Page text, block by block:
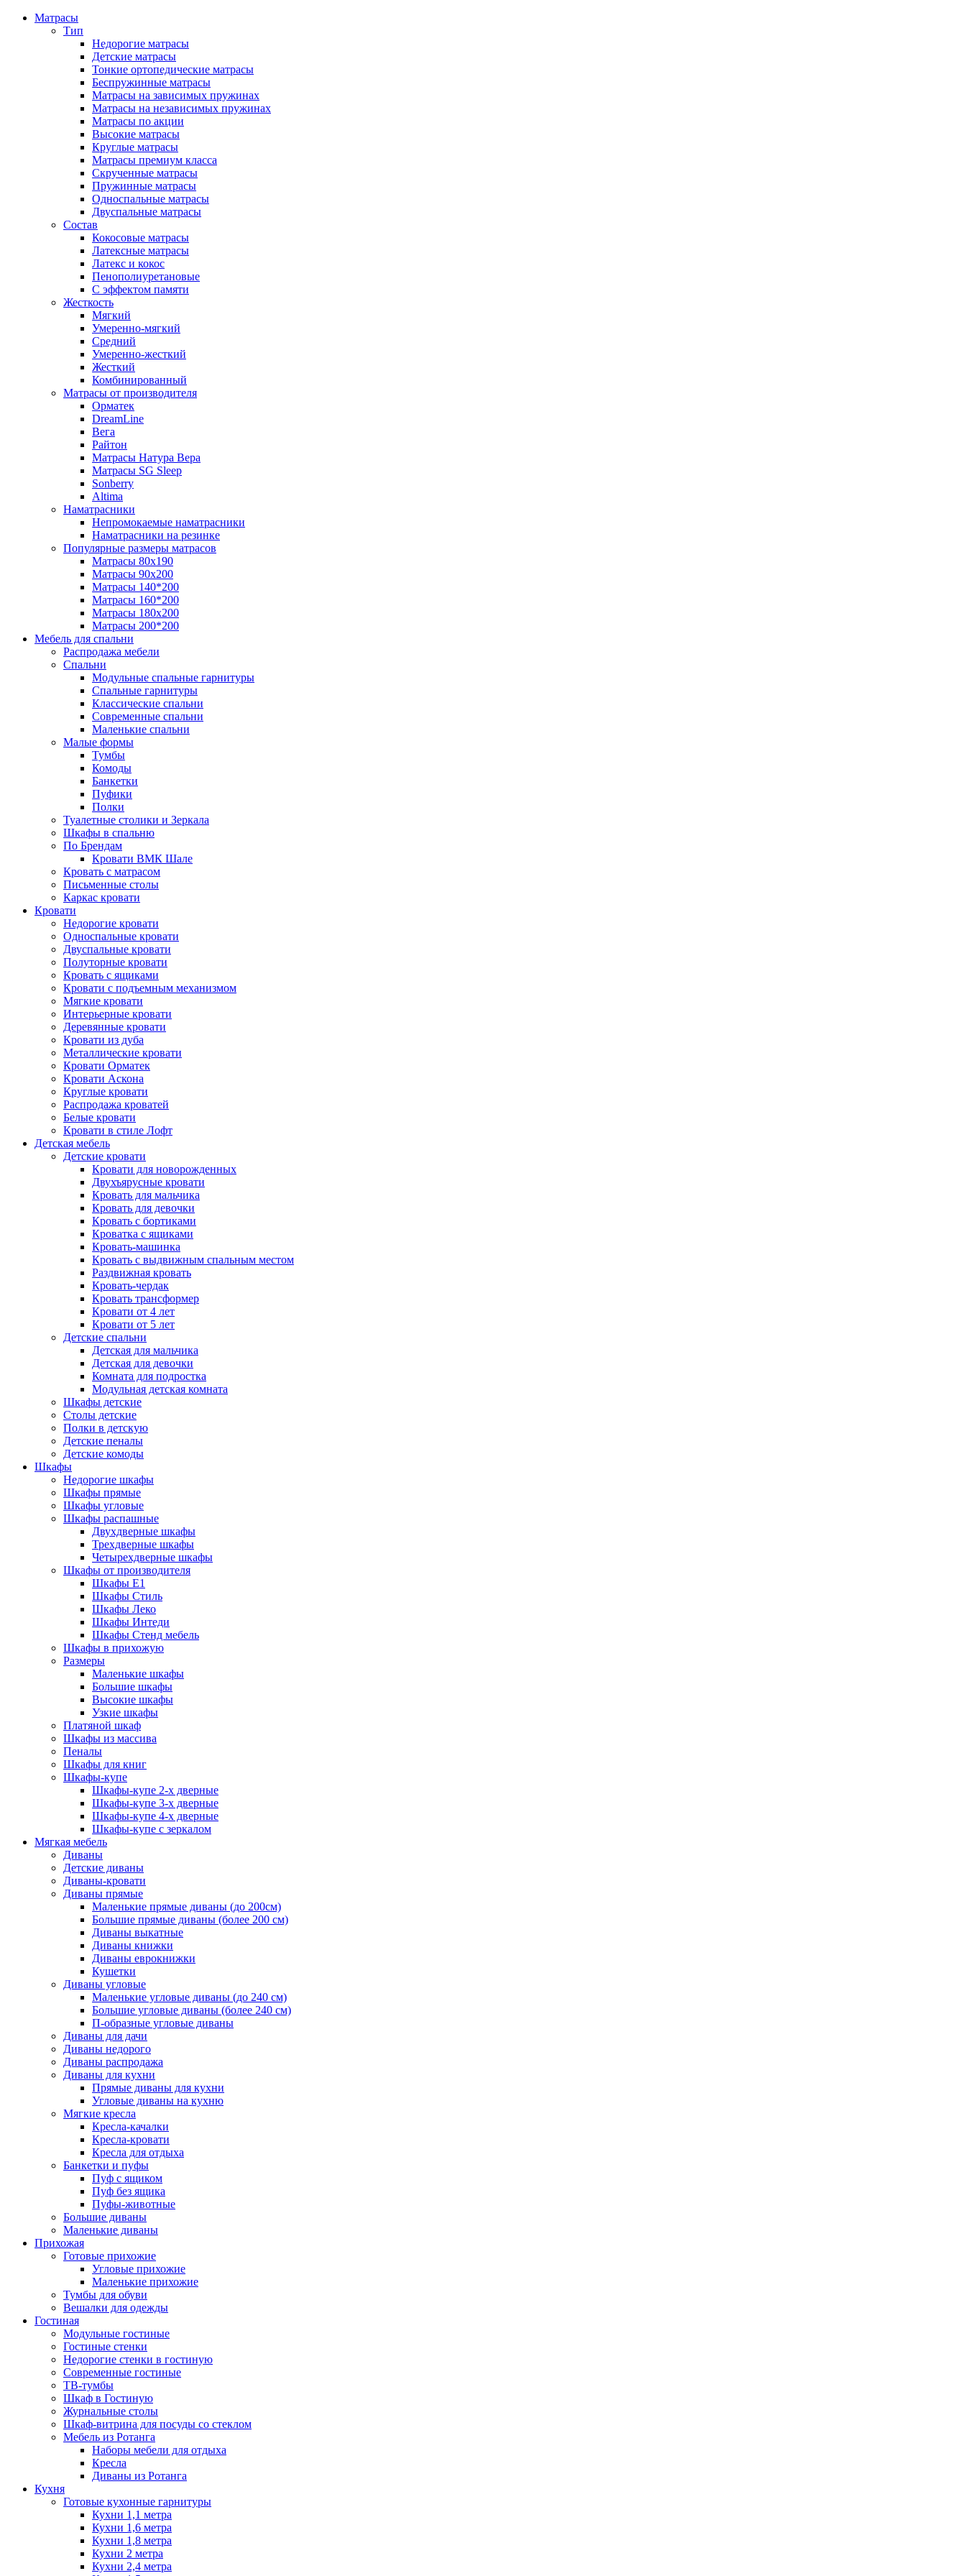
Матрасы
Тип
Недорогие матрасы
Детские матрасы
Тонкие ортопедические матрасы
Беспружинные матрасы
Матрасы на зависимых пружинах
Матрасы на независимых пружинах
Матрасы по акции
Высокие матрасы
Круглые матрасы
Матрасы премиум класса
Скрученные матрасы
Пружинные матрасы
Односпальные матрасы
Двуспальные матрасы
Состав
Кокосовые матрасы
Латексные матрасы
Латекс и кокос
Пенополиуретановые
С эффектом памяти
Жесткость
Мягкий
Умеренно-мягкий
Средний
Умеренно-жесткий
Жесткий
Комбинированный
Матрасы от производителя
Орматек
DreamLine
Вега
Райтон
Матрасы Натура Вера
Матрасы SG Sleep
Sonberry
Altima
Наматрасники
Непромокаемые наматрасники
Наматрасники на резинке
Популярные размеры матрасов
Матрасы 80x190
Матрасы 90x200
Матрасы 140*200
Матрасы 160*200
Матрасы 180x200
Матрасы 200*200
Мебель для спальни
Распродажа мебели
Спальни
Модульные спальные гарнитуры
Спальные гарнитуры
Классические спальни
Современные спальни
Маленькие спальни
Малые формы
Тумбы
Комоды
Банкетки
Пуфики
Полки
Туалетные столики и Зеркала
Шкафы в спальню
По Брендам
Кровати ВМК Шале
Кровать с матрасом
Письменные столы
Каркас кровати
Кровати
Недорогие кровати
Односпальные кровати
Двуспальные кровати
Полуторные кровати
Кровать с ящиками
Кровати с подъемным механизмом
Мягкие кровати
Интерьерные кровати
Деревянные кровати
Кровати из дуба
Металлические кровати
Кровати Орматек
Кровати Аскона
Круглые кровати
Распродажа кроватей
Белые кровати
Кровати в стиле Лофт
Детская мебель
Детские кровати
Кровати для новорожденных
Двухъярусные кровати
Кровать для мальчика
Кровать для девочки
Кровать с бортиками
Кроватка с ящиками
Кровать-машинка
Кровать с выдвижным спальным местом
Раздвижная кровать
Кровать-чердак
Кровать трансформер
Кровати от 4 лет
Кровати от 5 лет
Детские спальни
Детская для мальчика
Детская для девочки
Комната для подростка
Модульная детская комната
Шкафы детские
Столы детские
Полки в детскую
Детские пеналы
Детские комоды
Шкафы
Недорогие шкафы
Шкафы прямые
Шкафы угловые
Шкафы распашные
Двухдверные шкафы
Трехдверные шкафы
Четырехдверные шкафы
Шкафы от производителя
Шкафы E1
Шкафы Стиль
Шкафы Леко
Шкафы Интеди
Шкафы Стенд мебель
Шкафы в прихожую
Размеры
Маленькие шкафы
Большие шкафы
Высокие шкафы
Узкие шкафы
Платяной шкаф
Шкафы из массива
Пеналы
Шкафы для книг
Шкафы-купе
Шкафы-купе 2-х дверные
Шкафы-купе 3-х дверные
Шкафы-купе 4-х дверные
Шкафы-купе с зеркалом
Мягкая мебель
Диваны
Детские диваны
Диваны-кровати
Диваны прямые
Маленькие прямые диваны (до 200см)
Большие прямые диваны (более 200 см)
Диваны выкатные
Диваны книжки
Диваны еврокнижки
Кушетки
Диваны угловые
Маленькие угловые диваны (до 240 см)
Большие угловые диваны (более 240 см)
П-образные угловые диваны
Диваны для дачи
Диваны недорого
Диваны распродажа
Диваны для кухни
Прямые диваны для кухни
Угловые диваны на кухню
Мягкие кресла
Кресла-качалки
Кресла-кровати
Кресла для отдыха
Банкетки и пуфы
Пуф с ящиком
Пуф без ящика
Пуфы-животные
Большие диваны
Маленькие диваны
Прихожая
Готовые прихожие
Угловые прихожие
Маленькие прихожие
Тумбы для обуви
Вешалки для одежды
Гостиная
Модульные гостиные
Гостиные стенки
Недорогие стенки в гостиную
Современные гостиные
ТВ-тумбы
Шкаф в Гостиную
Журнальные столы
Шкаф-витрина для посуды со стеклом
Мебель из Ротанга
Наборы мебели для отдыха
Кресла
Диваны из Ротанга
Кухня
Готовые кухонные гарнитуры
Кухни 1,1 метра
Кухни 1,6 метра
Кухни 1,8 метра
Кухни 2 метра
Кухни 2,4 метра